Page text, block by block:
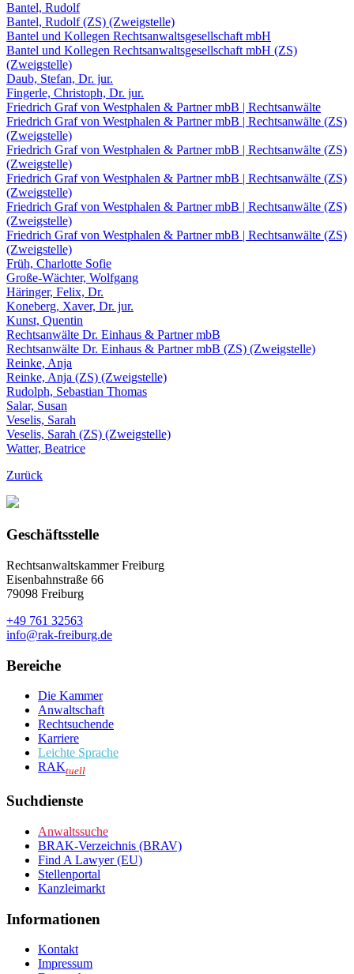
Bantel, Rudolf
Bantel, Rudolf (ZS) (Zweigstelle)
Bantel und Kollegen Rechtsanwaltsgesellschaft mbH
Bantel und Kollegen Rechtsanwaltsgesellschaft mbH (ZS)
(Zweigstelle)
Daub, Stefan, Dr. jur.
Fingerle, Christoph, Dr. jur.
Friedrich Graf von Westphalen & Partner mbB | Rechtsanwälte
Friedrich Graf von Westphalen & Partner mbB | Rechtsanwälte (ZS)
(Zweigstelle)
Friedrich Graf von Westphalen & Partner mbB | Rechtsanwälte (ZS)
(Zweigstelle)
Friedrich Graf von Westphalen & Partner mbB | Rechtsanwälte (ZS)
(Zweigstelle)
Friedrich Graf von Westphalen & Partner mbB | Rechtsanwälte (ZS)
(Zweigstelle)
Friedrich Graf von Westphalen & Partner mbB | Rechtsanwälte (ZS)
(Zweigstelle)
Früh, Charlotte Sofie
Große-Wächter, Wolfgang
Häringer, Felix, Dr.
Koneberg, Xaver, Dr. jur.
Kunst, Quentin
Rechtsanwälte Dr. Einhaus & Partner mbB
Rechtsanwälte Dr. Einhaus & Partner mbB (ZS) (Zweigstelle)
Reinke, Anja
Reinke, Anja (ZS) (Zweigstelle)
Rudolph, Sebastian Thomas
Salar, Susan
Veselis, Sarah
Veselis, Sarah (ZS) (Zweigstelle)
Watter, Beatrice
Zurück
Geschäftsstelle
Rechtsanwaltskammer Freiburg
Eisenbahnstraße 66
79098 Freiburg
+49 761 32563
info@rak-freiburg.de
Bereiche
Die Kammer
Anwaltschaft
Rechtsuchende
Karriere
Leichte Sprache
RAKtuell
Suchdienste
Anwaltssuche
BRAK-Verzeichnis (BRAV)
Find A Lawyer (EU)
Stellenportal
Kanzleimarkt
Informationen
Kontakt
Impressum